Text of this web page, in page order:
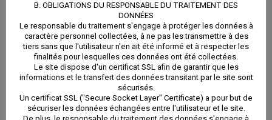
B. OBLIGATIONS DU RESPONSABLE DU TRAITEMENT DES
DONNÉES
Le responsable du traitement s'engage à protéger les données à
caractère personnel collectées, à ne pas les transmettre à des
tiers sans que l'utilisateur n'en ait été informé et à respecter les
finalités pour lesquelles ces données ont été collectées.
Le site dispose d'un certificat SSL afin de garantir que les
informations et le transfert des données transitant par le site sont
sécurisés.
Un certificat SSL ("Secure Socket Layer" Certificate) a pour but de
sécuriser les données échangées entre l'utilisateur et le site.